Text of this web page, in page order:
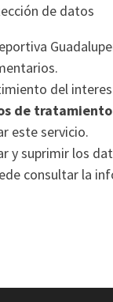
de datos
del
de
este servicio.
y suprimir los
consultar la